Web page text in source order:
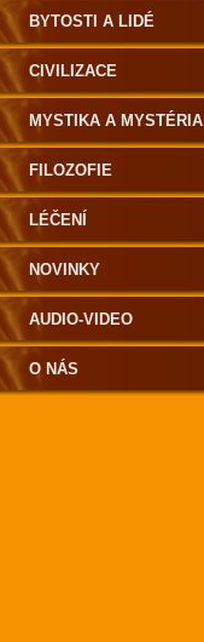
BYTOSTI A LIDÉ
CIVILIZACE
MYSTIKA A MYSTÉRIA
FILOZOFIE
LÉČENÍ
NOVINKY
AUDIO-VIDEO
O NÁS